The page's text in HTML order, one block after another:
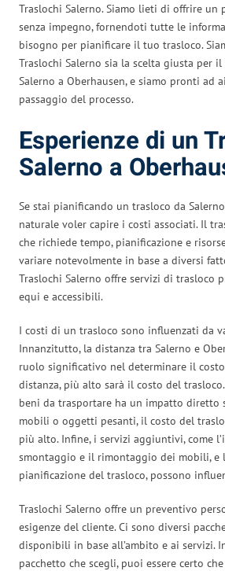
Traslochi Salerno. Siamo lieti di offrire
senza impegno, fornendoti tutte le
bisogno per pianificare il tuo trasloco.
Traslochi Salerno sia la scelta giusta per
Salerno a Oberhausen, e siamo pronti ad
passaggio del processo.
Esperienze di un
Salerno a
Se stai pianificando un trasloco da
naturale voler capire i costi associati. Il
che richiede tempo, pianificazione e
variare notevolmente in base a diversi
Traslochi Salerno offre servizi di trasloco
equi e accessibili.
I costi di un trasloco sono influenzati da
Innanzitutto, la distanza tra Salerno e
ruolo significativo nel determinare il
distanza, più alto sarà il costo del
beni da trasportare ha un impatto diretto
mobili o oggetti pesanti, il costo del
più alto. Infine, i servizi aggiuntivi, come
smontaggio e il rimontaggio dei mobili, e
pianificazione del trasloco, possono
Traslochi Salerno offre un preventivo
esigenze del cliente. Ci sono diversi
disponibili in base all’ambito e ai servizi.
pacchetto che scegli, puoi essere certo